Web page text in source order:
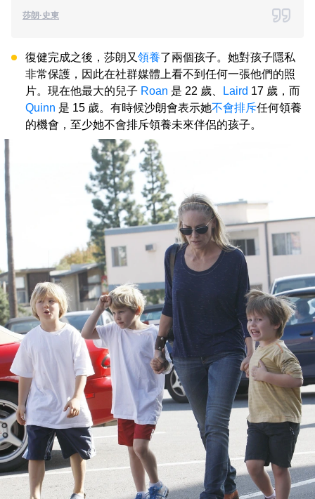
莎朗·史東
復健完成之後，莎朗又 領養了兩個孩子。她對孩子隱私
非常保護，因此在社群媒體上看不到任何一張他們的照
片。現在他最大的兒子 Roan 是 22 歲、 Laird 17 歲，而
Quinn 是 15 歲。有時候沙朗會表示她不會排斥任何領養
的機會，至少她不會排斥領養未來伴侶的孩子。